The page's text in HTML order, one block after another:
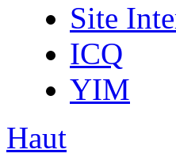
Site
ICQ
YIM
Haut